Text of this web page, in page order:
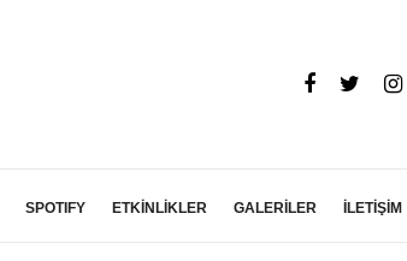
SPOTIFY ETKİNLİKLER GALERİLER İLETİŞİM